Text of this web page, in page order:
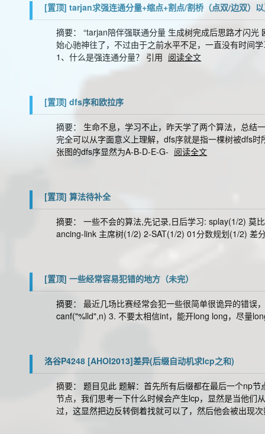
[置顶] tarjan求强连通分量+缩点+割点/割桥（点双/边双）
摘要： “tarjan陪伴强联通分量 生成树完成后思路才闪
始心驰神往了，不过由于之前水平不足，一直没有时间
1、什么是强连通分量？ 引用 阅读全文
[置顶] dfs序和欧拉序
摘要： 生命不息，学习不止，昨天学了两个算法，总结
完全可以从字面意义上理解，dfs序就是指一棵树被dfs
张图的dfs序显然为A-B-D-E-G- 阅读全文
[置顶] 算法待补全
摘要： 一些不会的算法,先记录,日后学习: splay(1/2) 莫
ancing-link 主席树(1/2) 2-SAT(1/2) 01分数规划(1/2) 差
[置顶] 一些经常容易犯错的地方（未完）
摘要： 最近几场比赛经常会犯一些很简单很诡异的错
canf("%lld",n) 3. 不要太相信int，能开long long，尽量
洛谷P4248 [AHOI2013]差异(后缀自动机求lcp之和)
摘要： 题目见此 题解：首先所有后缀都在最后一个np
节点，我们思考一下什么时候会产生lcp，显然是当他们
过，这显然把边反转倒着找就可以了，然后他会被出现